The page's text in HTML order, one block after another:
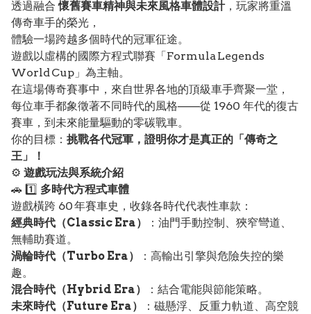
透過融合懷舊賽車精神與未來風格車體設計，玩家將重溫
傳奇車手的榮光，
體驗一場跨越多個時代的冠軍征途。
遊戲以虛構的國際方程式聯賽「Formula Legends
World Cup」為主軸。
在這場傳奇賽事中，來自世界各地的頂級車手齊聚一堂，
每位車手都象徵著不同時代的風格——從 1960 年代的復古
賽車，到未來能量驅動的零碳戰車。
你的目標： 挑戰各代冠軍，證明你才是真正的「傳奇之
王」！
⚙️ 遊戲玩法與系統介紹
🚗 1️⃣ 多時代方程式車體
遊戲橫跨 60 年賽車史，收錄各時代代表性車款：
經典時代（Classic Era）
：油門手動控制、狹窄彎道、
無輔助賽道。
渦輪時代（Turbo Era）
：高輸出引擎與危險失控的樂
趣。
混合時代（Hybrid Era）
：結合電能與節能策略。
未來時代（Future Era）
：磁懸浮、反重力軌道、高空競